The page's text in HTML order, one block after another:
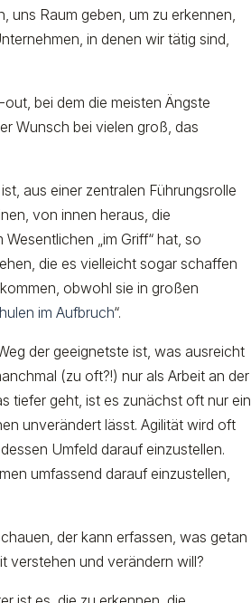
uns Raum geben, um zu erkennen,
in denen wir tätig sind,
bei dem die meisten Ängste
Wunsch bei vielen groß, das
aus einer zentralen Führungsrolle
von innen heraus, die
„im Griff“ hat, so
die es vielleicht sogar schaffen
obwohl sie in großen
im Aufbruch“.
der geeignetste ist, was ausreicht
(zu oft?!) nur als Arbeit an der
tiefer geht, ist es zunächst oft nur ein
unverändert lässt. Agilität wird oft
Umfeld darauf einzustellen.
umfassend darauf einzustellen,
der kann erfassen, was getan
verstehen und verändern will?